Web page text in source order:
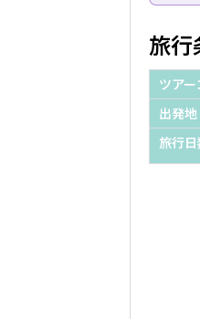
旅行
ツア
出発地
旅行